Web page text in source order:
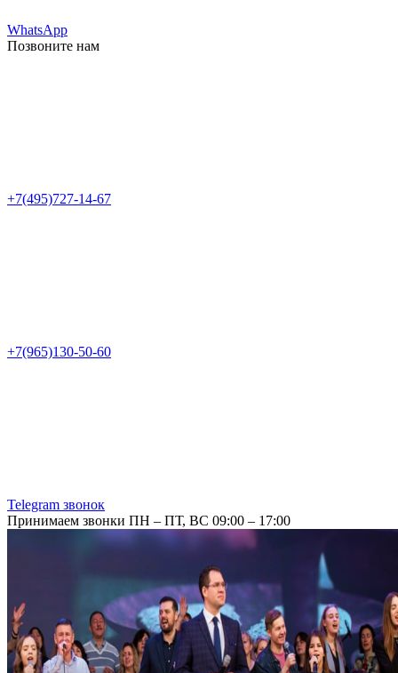
WhatsApp
Позвоните нам
+7(495)727-14-67
+7(965)130-50-60
Telegram звонок
Принимаем звонки ПН – ПТ, ВС 09:00 – 17:00